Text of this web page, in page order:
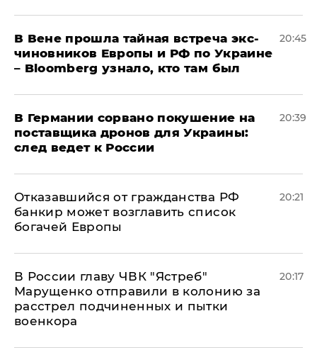
В Вене прошла тайная встреча экс-
чиновников Европы и РФ по Украине
– Bloomberg узнало, кто там был
20:45
​В Германии сорвано покушение на
поставщика дронов для Украины:
след ведет к России
20:39
Отказавшийся от гражданства РФ
банкир может возглавить список
богачей Европы
20:21
В России главу ЧВК "Ястреб"
Марущенко отправили в колонию за
расстрел подчиненных и пытки
военкора
20:17